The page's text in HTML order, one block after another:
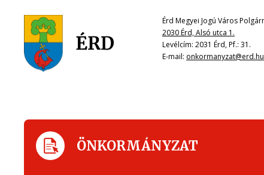
Érd Megyei Jogú Város
2030 Érd, Alsó utca 1.
Levélcím: 2031 Érd, Pf.: 31.
E-mail: onkormanyzat@erd.hu
ÖNKORMÁNYZAT